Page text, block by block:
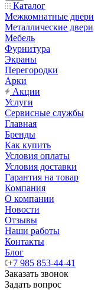
Каталог
Межкомнатные двери
Металлические двери
Мебель
Фурнитура
Экраны
Перегородки
Арки
Акции
Услуги
Сервисные службы
Главная
Бренды
Как купить
Условия оплаты
Условия доставки
Гарантия на товар
Компания
О компании
Новости
Отзывы
Наши работы
Контакты
Блог
+7 985 853-44-41
Заказать звонок
Задать вопрос